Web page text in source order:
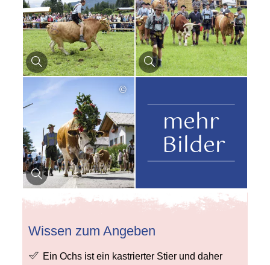
©
mehr
Bilder
Wissen zum Angeben
Ein Ochs ist ein kastrierter Stier und daher